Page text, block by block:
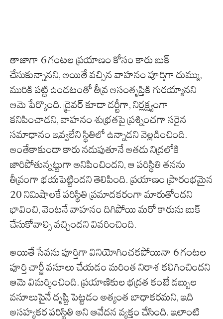
తాజాగా 6 గంటల ప్రయాణం కోసం కారు బుక్
చేసుకున్నానని, అయితే వచ్చిన వాహనం పూర్తిగా దుమ్ము,
మురికి పట్టి ఉండటంతో తీవ్ర అసంతృప్తికి గురయ్యానని
ఆమె పేర్కొంది. డ్రైవర్ కూడా డర్టీగా, నిర్లక్ష్యంగా
కనిపించాడని, వాహనం శుభ్రతపై ప్రశ్నించగా సరైన
సమాధానం ఇవ్వలేని స్థితిలో ఉన్నాడని వెల్లడించింది.
అంతేకాకుండా కారు నడుపుతూనే అతడు నిద్రలోకి
జారిపోతున్నట్టుగా అనిపించిందని, ఆ పరిస్థితి తనను
తీవ్రంగా భయపెట్టిందని తెలిపింది. ప్రయాణం ప్రారంభమైన
20 నిమిషాలకే పరిస్థితి ప్రమాదకరంగా మారుతోందని
భావించి, వెంటనే వాహనం దిగిపోయి మరో కారును బుక్
చేసుకోవాల్సి వచ్చిందని వివరించింది.
అయితే సేవను పూర్తిగా వినియోగించకపోయినా 6 గంటల
పూర్తి చార్జీ వసూలు చేయడం మరింత నిరాశ కలిగించిందని
ఆమె విమర్శించింది. ప్రయాణికుల భద్రత కంటే డబ్బుల
వసూలుపైనే దృష్టి పెట్టడం అత్యంత బాధాకరమని, ఇది
అసహ్యకర పరిస్థితి అని ఆవేదన వ్యక్తం చేసింది. ఇలాంటి